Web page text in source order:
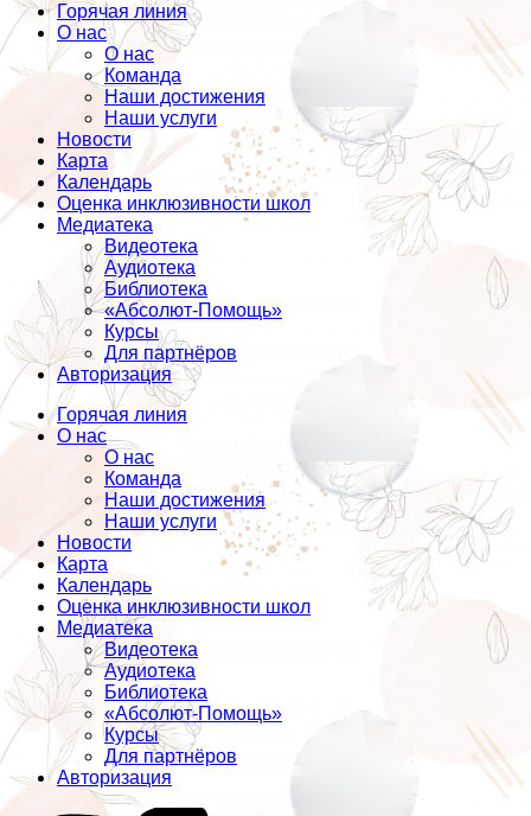
Горячая линия
О нас
О нас
Команда
Наши достижения
Наши услуги
Новости
Карта
Календарь
Оценка инклюзивности школ
Медиатека
Видеотека
Аудиотека
Библиотека
«Абсолют-Помощь»
Курсы
Для партнёров
Авторизация
Горячая линия
О нас
О нас
Команда
Наши достижения
Наши услуги
Новости
Карта
Календарь
Оценка инклюзивности школ
Медиатека
Видеотека
Аудиотека
Библиотека
«Абсолют-Помощь»
Курсы
Для партнёров
Авторизация